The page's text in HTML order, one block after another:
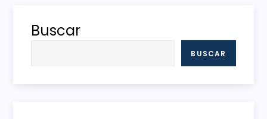
g
c
Buscar
BUSCAR